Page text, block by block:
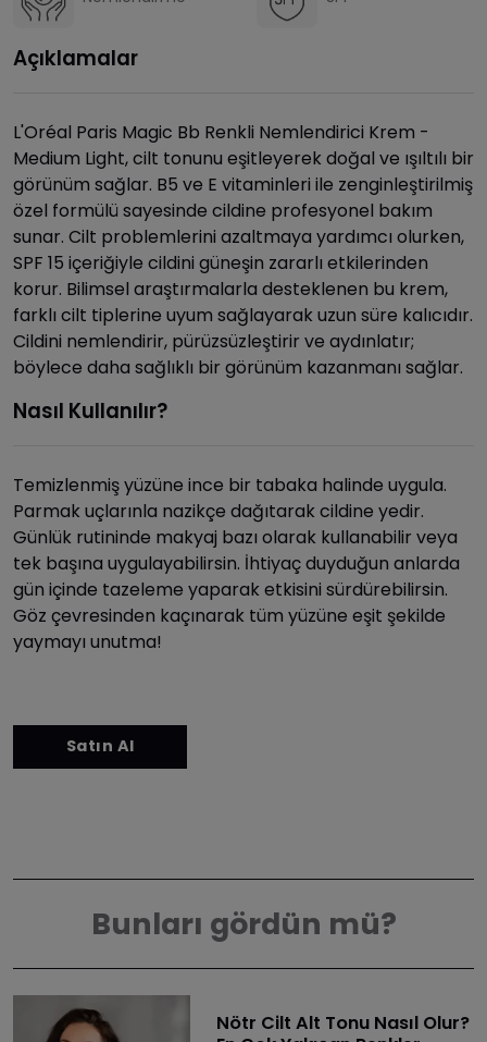
Açıklamalar
L'Oréal Paris Magic Bb Renkli Nemlendirici Krem -
Medium Light, cilt tonunu eşitleyerek doğal ve ışıltılı bir
görünüm sağlar. B5 ve E vitaminleri ile zenginleştirilmiş
özel formülü sayesinde cildine profesyonel bakım
sunar. Cilt problemlerini azaltmaya yardımcı olurken,
SPF 15 içeriğiyle cildini güneşin zararlı etkilerinden
korur. Bilimsel araştırmalarla desteklenen bu krem,
farklı cilt tiplerine uyum sağlayarak uzun süre kalıcıdır.
Cildini nemlendirir, pürüzsüzleştirir ve aydınlatır;
böylece daha sağlıklı bir görünüm kazanmanı sağlar.
Nasıl Kullanılır?
Temizlenmiş yüzüne ince bir tabaka halinde uygula.
Parmak uçlarınla nazikçe dağıtarak cildine yedir.
Günlük rutininde makyaj bazı olarak kullanabilir veya
tek başına uygulayabilirsin. İhtiyaç duyduğun anlarda
gün içinde tazeleme yaparak etkisini sürdürebilirsin.
Göz çevresinden kaçınarak tüm yüzüne eşit şekilde
yaymayı unutma!
Bunları gördün mü?
Nötr Cilt Alt Tonu Nasıl Olur?